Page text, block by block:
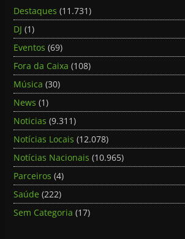
Destaques (11.731)
DJ (1)
Eventos (69)
Fora da Caixa (108)
Música (30)
News (1)
Noticias (9.311)
Notícias Locais (12.078)
Notícias Nacionais (10.965)
Parceiros (4)
Saúde (222)
Sem Categoria (17)